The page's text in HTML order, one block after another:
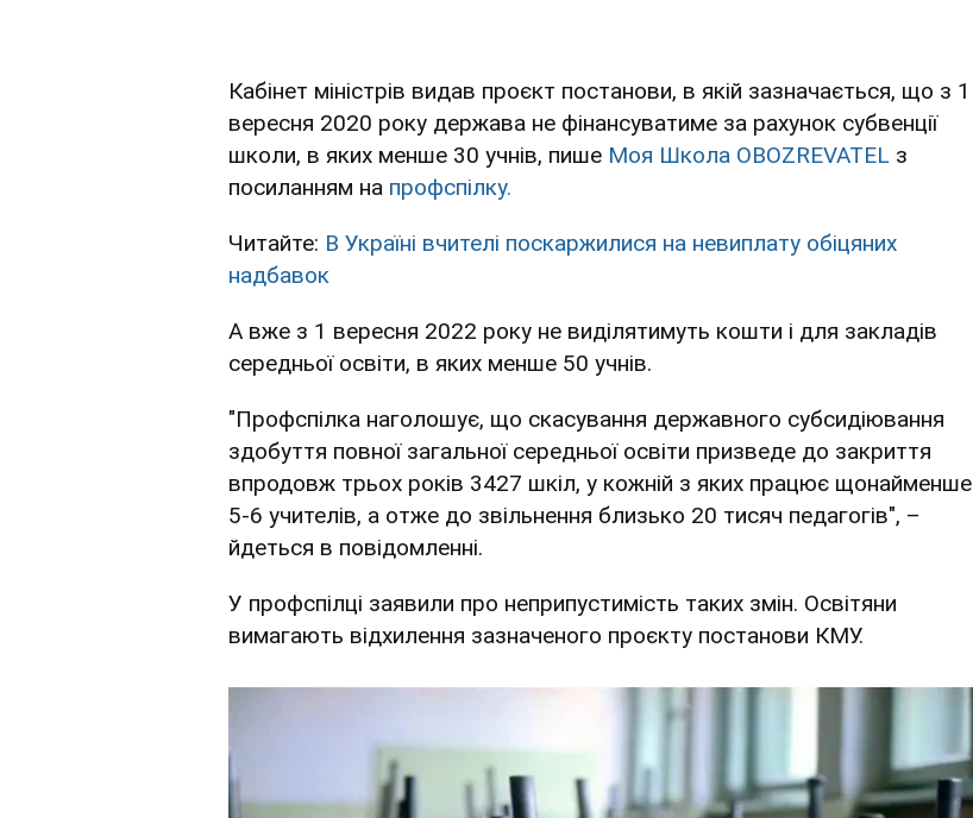
Кабінет міністрів видав проєкт постанови, в якій зазначається, що з 1
вересня 2020 року держава не фінансуватиме за рахунок субвенції
школи, в яких менше 30 учнів, пише Моя Школа OBOZREVATEL з
посиланням на профспілку.
Читайте: В Україні вчителі поскаржилися на невиплату обіцяних
надбавок
А вже з 1 вересня 2022 року не виділятимуть кошти і для закладів
середньої освіти, в яких менше 50 учнів.
"Профспілка наголошує, що скасування державного субсидіювання
здобуття повної загальної середньої освіти призведе до закриття
впродовж трьох років 3427 шкіл, у кожній з яких працює щонайменше
5-6 учителів, а отже до звільнення близько 20 тисяч педагогів", –
йдеться в повідомленні.
У профспілці заявили про неприпустимість таких змін. Освітяни
вимагають відхилення зазначеного проєкту постанови КМУ.